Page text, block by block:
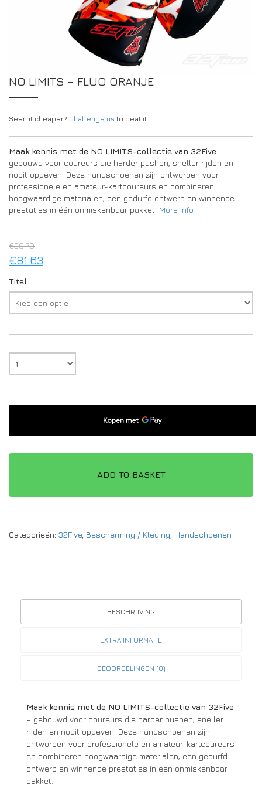
DRIVERS/PARTNERS
DRIVERS/PARTNERS
MIJN ACCOUNT
DEALERPAGINA
REGISTRATIEFORMULIER AMBASSADEUR
NO LIMITS – FLUO ORANJE
Seen it cheaper? Challenge us to beat it.
Maak kennis met de NO LIMITS-collectie van 32Five –
gebouwd voor coureurs die harder pushen, sneller rijden en
nooit opgeven. Deze handschoenen zijn ontworpen voor
professionele en amateur-kartcoureurs en combineren
hoogwaardige materialen, een gedurfd ontwerp en winnende
prestaties in één onmiskenbaar pakket. More Info
€90.70
€81.63
Titel
ADD TO BASKET
Categorieën: 32Five, Bescherming / Kleding Handschoenen
BESCHRIJVING
EXTRA INFORMATIE
BEOORDELINGEN (0)
Maak kennis met de NO LIMITS-collectie van 32Five
– gebouwd voor coureurs die harder pushen, sneller
rijden en nooit opgeven. Deze handschoenen zijn
ontworpen voor professionele en amateur-kartcoureurs
en combineren hoogwaardige materialen, een gedurfd
ontwerp en winnende prestaties in één onmiskenbaar
pakket.